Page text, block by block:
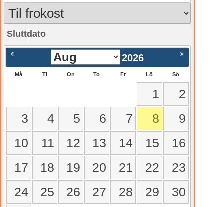
Sluttdato
Nästa >
2026
Må Ti On To Fr Lö Sö
1
2
3
4 5 6 7 8
9
10
11 12 13 14 15
16
17
18 19 20 21 22
23
24
25 26 27 28 29 30